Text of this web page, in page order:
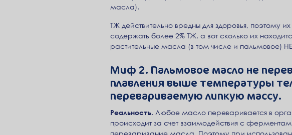
масла).
ТЖ действительно вредны для здоровья,
содержать более 2% ТЖ, а вот сколько их
растительные масла (в том числе и пальмовое)
Миф 2. Пальмовое масло не
плавления выше температуры
перевариваемую липкую массу.
Реальность. Любое масло переваривается в
происходит за счет взаимодействия с